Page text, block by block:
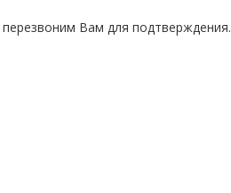
Вам для подтверждения.